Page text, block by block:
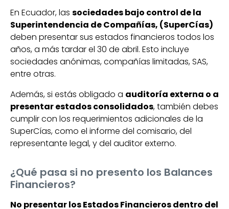
En Ecuador, las sociedades bajo control de la
Superintendencia de Compañías, (SuperCías)
deben presentar sus estados financieros todos los
años, a más tardar el 30 de abril. Esto incluye
sociedades anónimas, compañías limitadas, SAS,
entre otras.
Además, si estás obligado a auditoría externa o a
presentar estados consolidados, también debes
cumplir con los requerimientos adicionales de la
SuperCías, como el informe del comisario, del
representante legal, y del auditor externo.
¿Qué pasa si no presento los Balances
Financieros?
No presentar los Estados Financieros dentro del